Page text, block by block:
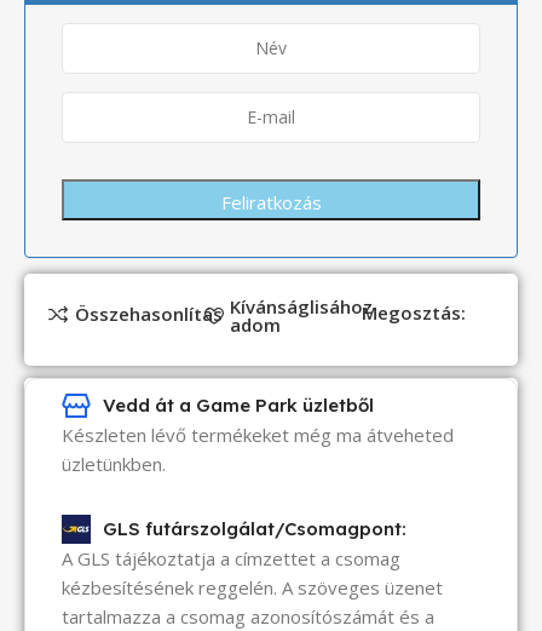
Összehasonlítás Kívánságlisához
adom Megosztás:
Vedd át a Game Park üzletből
Készleten lévő termékeket még ma átveheted
üzletünkben.
GLS futárszolgálat/Csomagpont:
A GLS tájékoztatja a címzettet a csomag
kézbesítésének reggelén. A szöveges üzenet
tartalmazza a csomag azonosítószámát és a